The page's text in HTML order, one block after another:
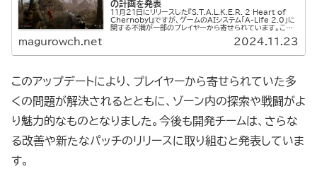
の計画を発表
11月21日にリリースした『S.T.A.L.K.E.R. 2 Heart of
Chernobyl』ですが、ゲームのAIシステム「A-Life 2.0」に
関する不満が一部のプレイヤーから寄せられています。これ
magurowch.net 2024.11.23
このアップデートにより、プレイヤーから寄せられていた多
くの問題が解決されるとともに、ゾーン内の探索や戦闘がよ
り魅力的なものとなりました。今後も開発チームは、さらな
る改善や新たなパッチのリリースに取り組むと発表していま
す。